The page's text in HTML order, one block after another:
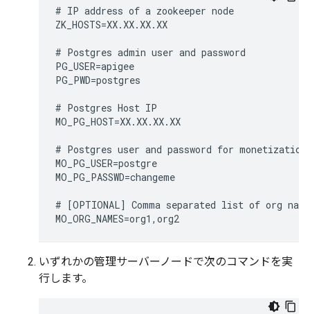
# IP address of a zookeeper node
ZK_HOSTS=XX.XX.XX.XX
# Postgres admin user and password
PG_USER=apigee
PG_PWD=postgres
# Postgres Host IP
MO_PG_HOST=XX.XX.XX.XX
# Postgres user and password for monetization
MO_PG_USER=postgre
MO_PG_PASSWD=changeme
# [OPTIONAL] Comma separated list of org
MO_ORG_NAMES=org1,org2
いずれかの管理サーバーノードで次のコマンドを実
行します。